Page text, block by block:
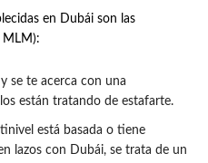
en Dubái son las
MLM):
se te acerca con una
están tratando de estafarte.
está basada o tiene
lazos con Dubái, se trata de un